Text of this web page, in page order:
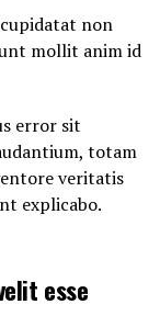
non
mollit anim id
error sit
totam
veritatis
explicabo.
esse